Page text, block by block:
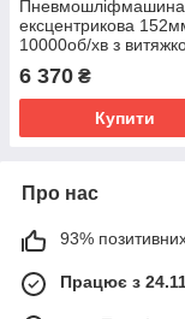
Пневмошліфмашина
ексцентрикова
10000об/хв з
6 370 ₴
Купити
Про нас
93% позитивних
Працює з